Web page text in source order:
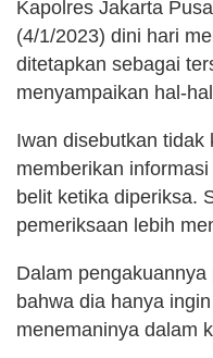
Kapolres Jakarta
(4/1/2023) dini hari
ditetapkan sebagai
menyampaikan hal-
Iwan disebutkan tidak
memberikan
belit ketika diperiksa.
pemeriksaan lebih
Dalam
bahwa dia hanya
menemaninya dalam